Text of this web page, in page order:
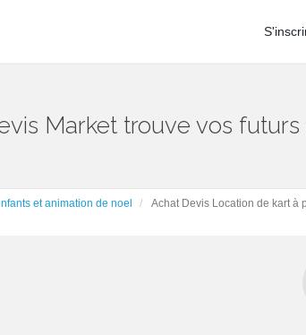
Market trouve vos futurs
et animation de noel Achat Devis Location de kart à
Les points forts des